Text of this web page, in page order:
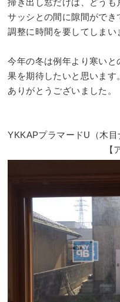
サッシとの間に隙間ができ
調整に時間を要してしまい
今年の冬は例年より寒い
果を期待したいと思います
ありがとうございました。
YKKAPプラマードU（木
【